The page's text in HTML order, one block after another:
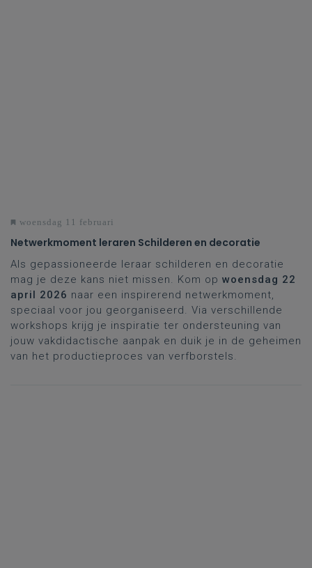
woensdag 11 februari
Netwerkmoment leraren Schilderen en decoratie
Als gepassioneerde leraar schilderen en decoratie
mag je deze kans niet missen. Kom op woensdag 22
april 2026 naar een inspirerend netwerkmoment,
speciaal voor jou georganiseerd. Via verschillende
workshops krijg je inspiratie ter ondersteuning van
jouw vakdidactische aanpak en duik je in de geheimen
van het productieproces van verfborstels.